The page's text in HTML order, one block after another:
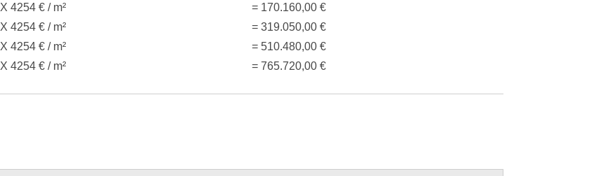
X 4254 € / m²
= 170.160,00 €
X 4254 € / m²
= 319.050,00 €
X 4254 € / m²
= 510.480,00 €
X 4254 € / m² = 765.720,00 €